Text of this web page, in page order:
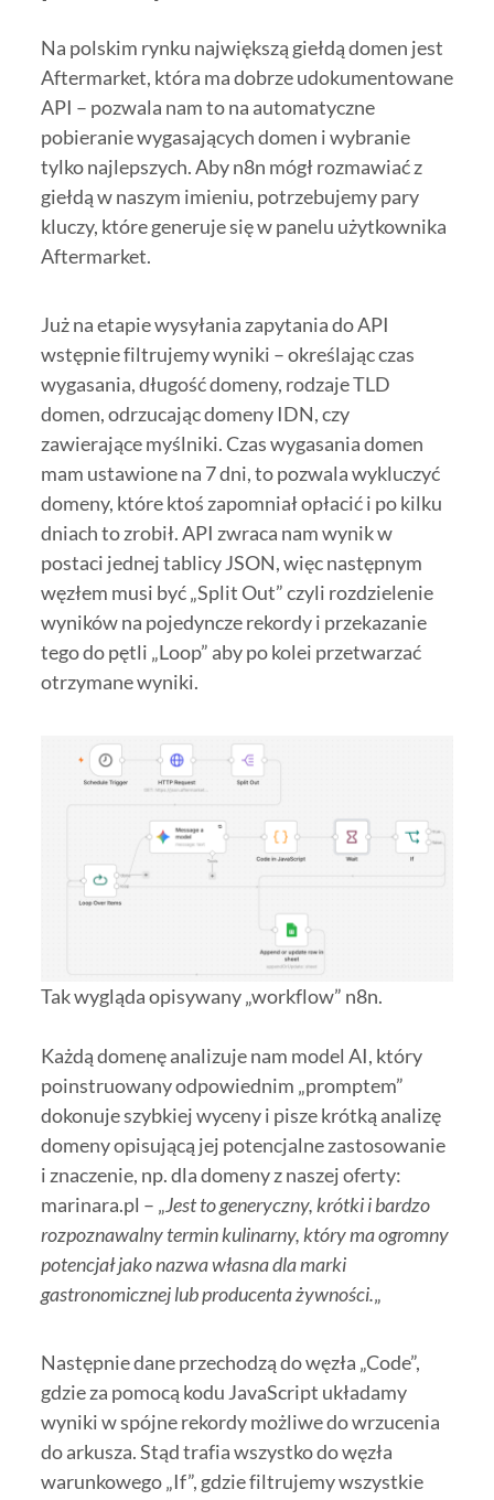
Na polskim rynku największą giełdą domen jest
Aftermarket, która ma dobrze udokumentowane
API – pozwala nam to na automatyczne
pobieranie wygasających domen i wybranie
tylko najlepszych. Aby n8n mógł rozmawiać z
giełdą w naszym imieniu, potrzebujemy pary
kluczy, które generuje się w panelu użytkownika
Aftermarket.
Już na etapie wysyłania zapytania do API
wstępnie filtrujemy wyniki – określając czas
wygasania, długość domeny, rodzaje TLD
domen, odrzucając domeny IDN, czy
zawierające myślniki. Czas wygasania domen
mam ustawione na 7 dni, to pozwala wykluczyć
domeny, które ktoś zapomniał opłacić i po kilku
dniach to zrobił. API zwraca nam wynik w
postaci jednej tablicy JSON, więc następnym
węzłem musi być „Split Out” czyli rozdzielenie
wyników na pojedyncze rekordy i przekazanie
tego do pętli „Loop” aby po kolei przetwarzać
otrzymane wyniki.
Tak wygląda opisywany „workflow” n8n.
Każdą domenę analizuje nam model AI, który
poinstruowany odpowiednim „promptem”
dokonuje szybkiej wyceny i pisze krótką analizę
domeny opisującą jej potencjalne zastosowanie
i znaczenie, np. dla domeny z naszej oferty:
marinara.pl – „Jest to generyczny, krótki i bardzo
rozpoznawalny termin kulinarny, który ma ogromny
potencjał jako nazwa własna dla marki
gastronomicznej lub producenta żywności.„
Następnie dane przechodzą do węzła „Code”,
gdzie za pomocą kodu JavaScript układamy
wyniki w spójne rekordy możliwe do wrzucenia
do arkusza. Stąd trafia wszystko do węzła
warunkowego „If”, gdzie filtrujemy wszystkie